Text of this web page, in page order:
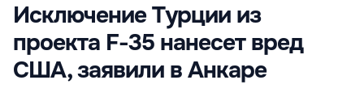
Исключение Турции из
проекта F-35 нанесет вред
США, заявили в Анкаре